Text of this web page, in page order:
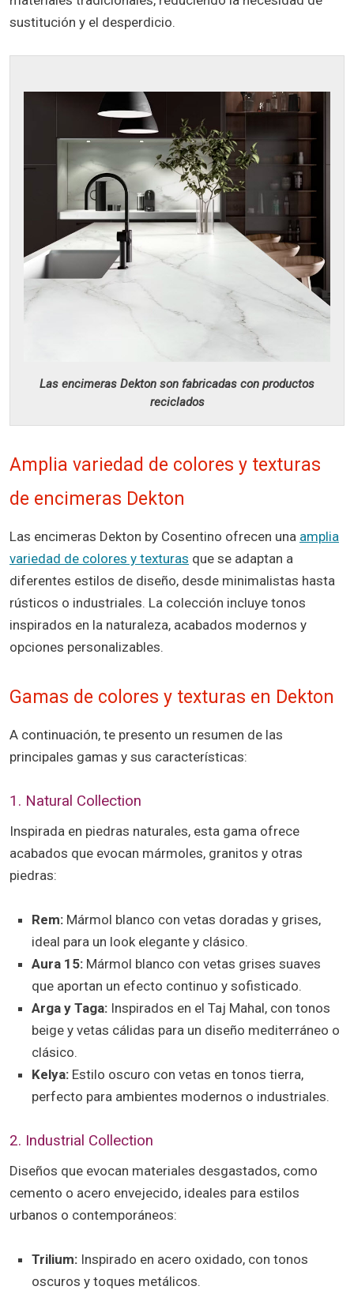
sustitución y el desperdicio.
Las encimeras Dekton son fabricadas con productos
reciclados
Amplia variedad de colores y texturas
de encimeras Dekton
Las encimeras Dekton by Cosentino ofrecen una amplia
variedad de colores y texturas que se adaptan a
diferentes estilos de diseño, desde minimalistas hasta
rústicos o industriales. La colección incluye tonos
inspirados en la naturaleza, acabados modernos y
opciones personalizables.
Gamas de colores y texturas en Dekton
A continuación, te presento un resumen de las
principales gamas y sus características:
1. Natural Collection
Inspirada en piedras naturales, esta gama ofrece
acabados que evocan mármoles, granitos y otras
piedras:
Rem: Mármol blanco con vetas doradas y grises,
ideal para un look elegante y clásico.
Aura 15: Mármol blanco con vetas grises suaves
que aportan un efecto continuo y sofisticado.
Arga y Taga: Inspirados en el Taj Mahal, con tonos
beige y vetas cálidas para un diseño mediterráneo o
clásico.
Kelya: Estilo oscuro con vetas en tonos tierra,
perfecto para ambientes modernos o industriales.
2. Industrial Collection
Diseños que evocan materiales desgastados, como
cemento o acero envejecido, ideales para estilos
urbanos o contemporáneos:
Trilium: Inspirado en acero oxidado, con tonos
oscuros y toques metálicos.